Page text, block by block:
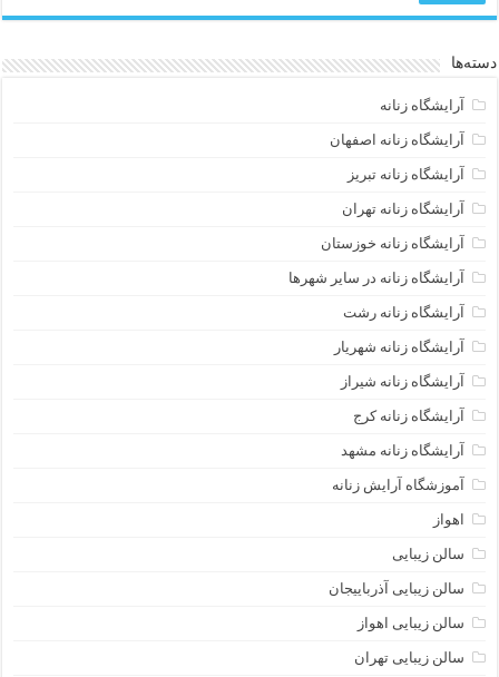
دسته‌ها
آرایشگاه زنانه
آرایشگاه زنانه اصفهان
آرایشگاه زنانه تبریز
آرایشگاه زنانه تهران
آرایشگاه زنانه خوزستان
آرایشگاه زنانه در سایر شهرها
آرایشگاه زنانه رشت
آرایشگاه زنانه شهریار
آرایشگاه زنانه شیراز
آرایشگاه زنانه کرج
آرایشگاه زنانه مشهد
آموزشگاه آرایش زنانه
اهواز
سالن زیبایی
سالن زیبایی آذرباییجان
سالن زیبایی اهواز
سالن زیبایی تهران